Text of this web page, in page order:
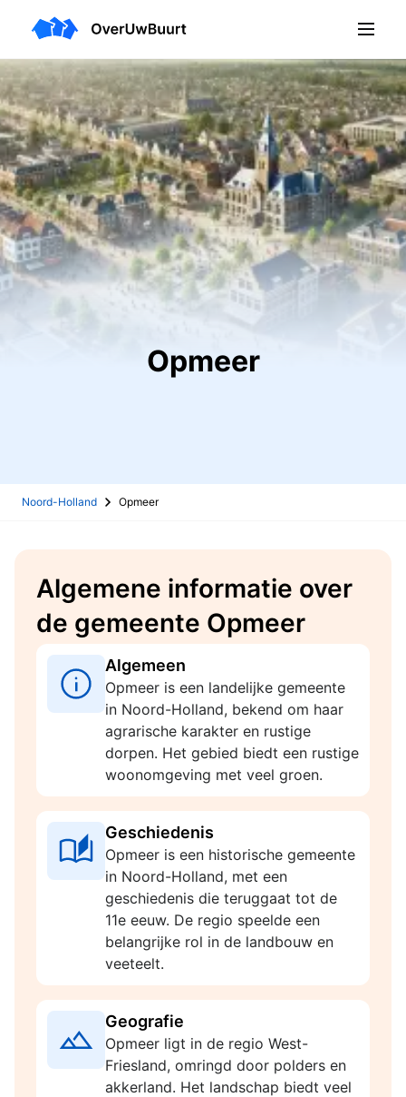
Opmeer
Noord-Holland Opmeer
Algemene informatie over
de gemeente Opmeer
Algemeen
Opmeer is een landelijke gemeente
in Noord-Holland, bekend om haar
agrarische karakter en rustige
dorpen. Het gebied biedt een rustige
woonomgeving met veel groen.
Geschiedenis
Opmeer is een historische gemeente
in Noord-Holland, met een
geschiedenis die teruggaat tot de
11e eeuw. De regio speelde een
belangrijke rol in de landbouw en
veeteelt.
Geografie
Opmeer ligt in de regio West-
Friesland, omringd door polders en
akkerland. Het landschap biedt veel